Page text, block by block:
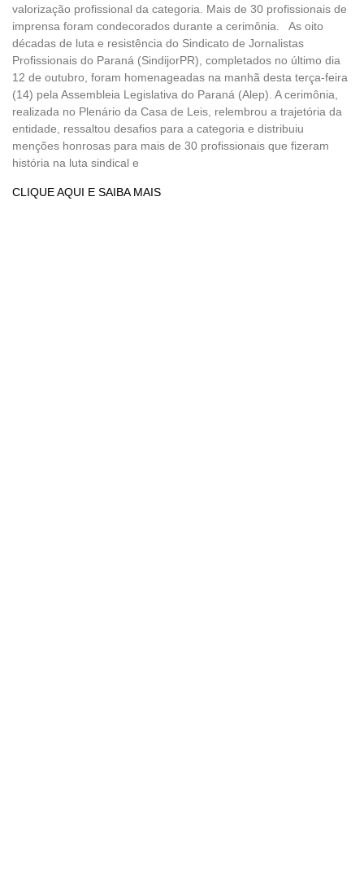
valorização profissional da categoria. Mais de 30 profissionais de
imprensa foram condecorados durante a cerimônia. As oito
décadas de luta e resistência do Sindicato de Jornalistas
Profissionais do Paraná (SindijorPR), completados no último dia
12 de outubro, foram homenageadas na manhã desta terça-feira
(14) pela Assembleia Legislativa do Paraná (Alep). A cerimônia,
realizada no Plenário da Casa de Leis, relembrou a trajetória da
entidade, ressaltou desafios para a categoria e distribuiu
menções honrosas para mais de 30 profissionais que fizeram
história na luta sindical e
CLIQUE AQUI E SAIBA MAIS